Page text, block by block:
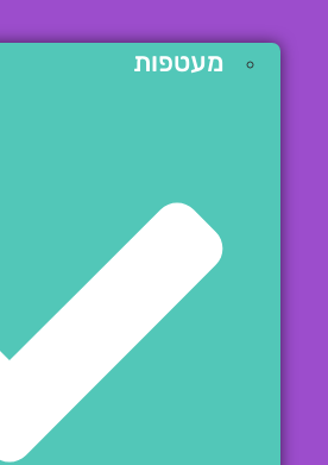
מעטפות